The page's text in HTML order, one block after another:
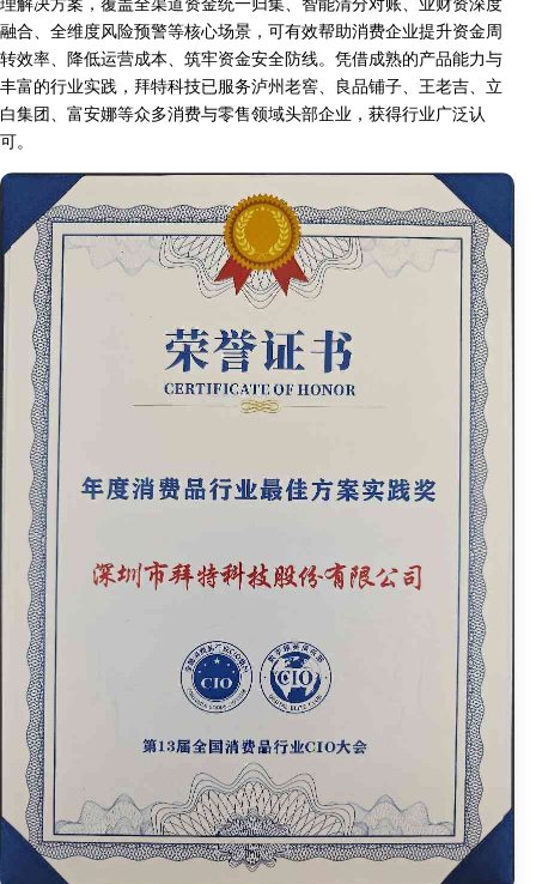
理解决方案，覆盖全渠道资金统一归集、智能清分对账、业财资深度
融合、全维度风险预警等核心场景，可有效帮助消费企业提升资金周
转效率、降低运营成本、筑牢资金安全防线。凭借成熟的产品能力与
丰富的行业实践，拜特科技已服务泸州老窖、良品铺子、王老吉、立
白集团、富安娜等众多消费与零售领域头部企业，获得行业广泛认
可。